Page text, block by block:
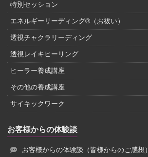
特別セッション
エネルギーリーディング®（お祓い）
透視チャクラリーディング
透視レイキヒーリング
ヒーラー養成講座
その他の養成講座
サイキックワーク
お客様からの体験談
お客様からの体験談（皆様からのご感想）